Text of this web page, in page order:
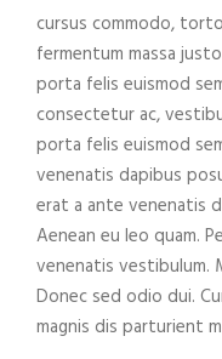
cursus commodo,
fermentum massa
porta felis euismod
consectetur ac,
porta felis euismod
venenatis dapibus
erat a ante venenatis
Aenean eu leo quam.
venenatis vestibulum.
Donec sed odio dui.
magnis dis parturient